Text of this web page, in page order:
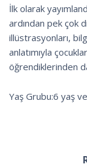
İlk olarak
ardından pek çok
illüstrasyonları,
anlatımıyla
öğrendiklerinden
Yaş Grubu:6 yaş